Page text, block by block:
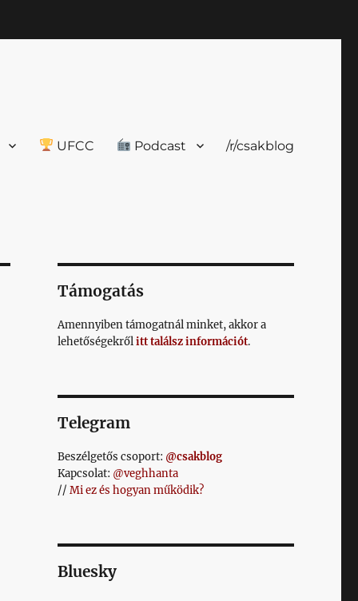
UFCC Podcast /r/csakblog
Támogatás
Amennyiben támogatnál minket, akkor a
lehetőségekrőlitt találsz információt.
Telegram
Beszélgetős csoport: @csakblog
Kapcsolat: @veghhanta
// Mi ez és hogyan működik?
Bluesky